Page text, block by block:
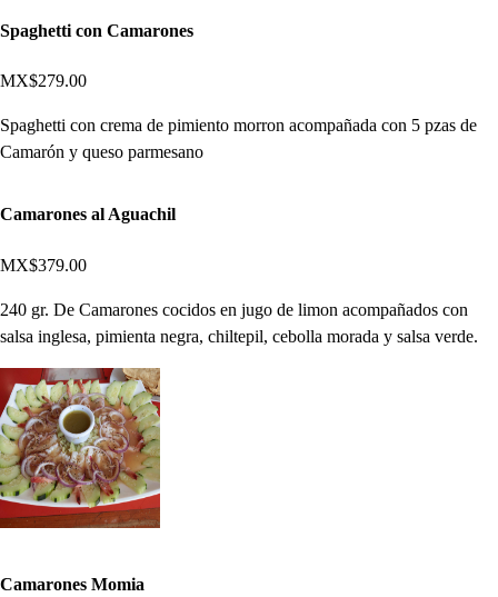
Spaghetti con Camarones
MX$279.00
Spaghetti con crema de pimiento morron acompañada con 5 pzas de
Camarón y queso parmesano
Camarones al Aguachil
MX$379.00
240 gr. De Camarones cocidos en jugo de limon acompañados con
salsa inglesa, pimienta negra, chiltepil, cebolla morada y salsa verde.
Camarones Momia